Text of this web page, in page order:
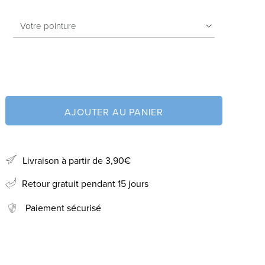
AJOUTER AU PANIER
Livraison à partir de 3,90€
Retour gratuit pendant 15 jours
Paiement sécurisé